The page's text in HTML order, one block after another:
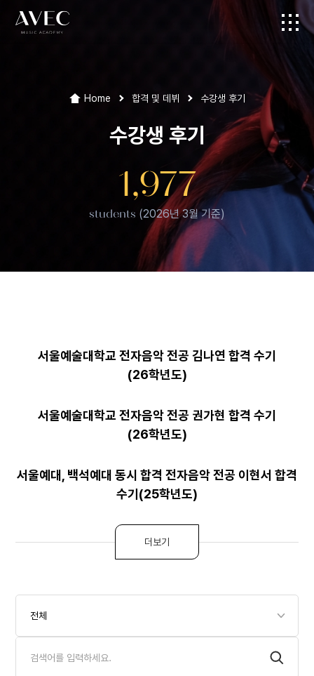
Home 합격 및 데뷔 수강생 후기
수강생 후기
1,977
students (2026년 3월 기준)
서울예술대학교 전자음악 전공 김나연 합격 수기
(26학년도)
서울예술대학교 전자음악 전공 권가현 합격 수기
(26학년도)
서울예대, 백석예대 동시 합격 전자음악 전공 이현서 합격
수기(25학년도)
더보기